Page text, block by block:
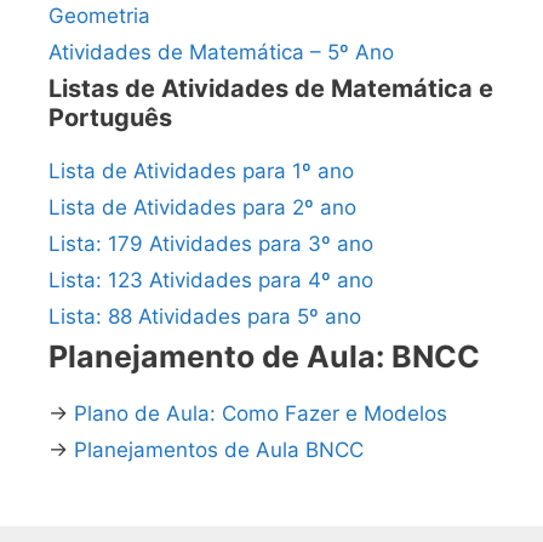
Geometria
Atividades de Matemática – 5º Ano
Listas de Atividades de Matemática e
Português
Lista de Atividades para 1º ano
Lista de Atividades para 2º ano
Lista: 179 Atividades para 3º ano
Lista: 123 Atividades para 4º ano
Lista: 88 Atividades para 5º ano
Planejamento de Aula: BNCC
→ Plano de Aula: Como Fazer e Modelos
→ Planejamentos de Aula BNCC